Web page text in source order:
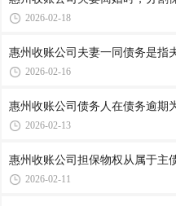
2026-02-18
惠州收账公司​夫妻一同债务是指
2026-02-16
惠州收账公司​债务人在债务逾期
2026-02-13
惠州收账公司​担保物权从属于主
2026-02-11